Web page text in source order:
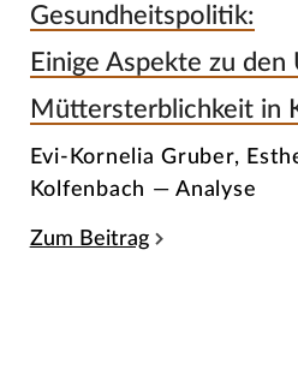
Gesundheitspolitik:
Einige Aspekte zu den
Müttersterblichkeit in
Evi-Kornelia Gruber,
Kolfenbach — Analyse
Zum Beitrag